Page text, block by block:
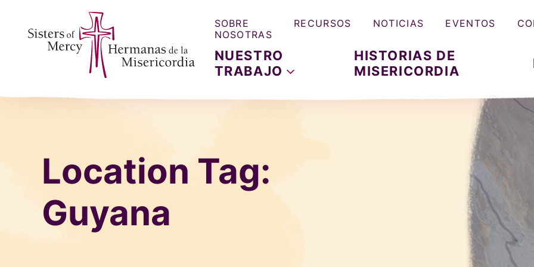
NUESTRO
TRABAJO
HISTORIAS DE
MISERICORDIA
SOBRE
NOSOTRAS
RECURSOS NOTICIAS EVENTOS
Location Tag:
Guyana